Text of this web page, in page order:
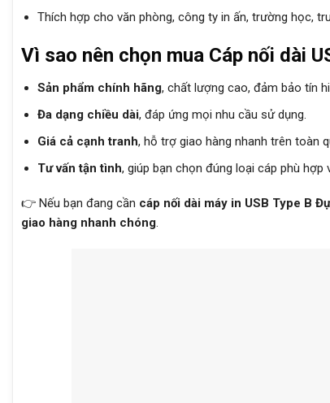
Thích hợp cho văn phòng, công ty in ấn, trường học,
Vì sao nên chọn mua Cáp nối dài
Sản phẩm chính hãng, chất lượng cao, đảm bảo tín
Đa dạng chiều dài, đáp ứng mọi nhu cầu sử dụng.
Giá cả cạnh tranh, hỗ trợ giao hàng nhanh trên toàn
Tư vấn tận tình, giúp bạn chọn đúng loại cáp phù hợp
👉 Nếu bạn đang cần cáp nối dài máy in USB Type B
giao hàng nhanh chóng.